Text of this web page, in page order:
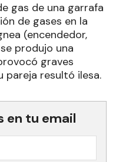
gas de una garrafa
de gases en la
(encendedor,
produjo una
graves
pareja resultó ilesa.
en tu email